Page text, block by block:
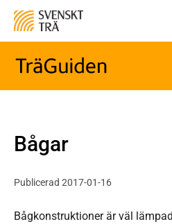
Bågar
Publicerad 2017-01-16
Bågkonstruktioner är väl